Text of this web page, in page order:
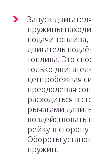
Запуск
пружины
подачи топлива,
двигатель
топлива. Это
только
центробежная
преодолевая
расходиться в
рычагами
воздействовать
рейку в
Обороты
пружин.